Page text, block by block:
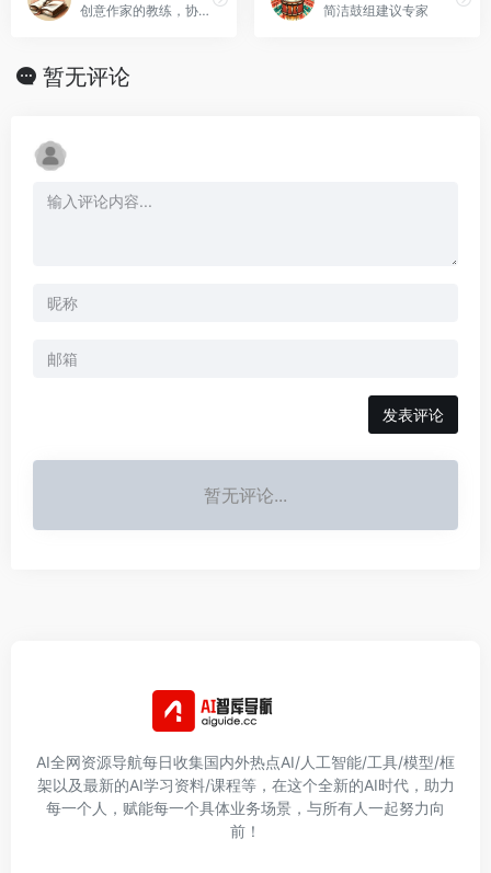
创意作家的教练，协助头脑风暴、情节和角色发展。 简洁鼓组建议专家
暂无评论
发表评论
暂无评论...
AI全网资源导航每日收集国内外热点AI/人工智能/工具/模型/框
架以及最新的AI学习资料/课程等，在这个全新的AI时代，助力
每一个人，赋能每一个具体业务场景，与所有人一起努力向
前！